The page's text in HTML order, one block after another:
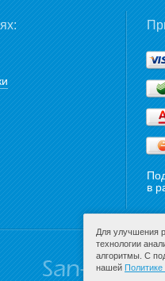
в
Для улучшения
технологии
алгоритмы. С
нашей